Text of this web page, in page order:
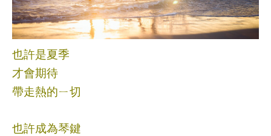
也許是夏季
才會期待
帶走熱的ㄧ切
也許成為琴鍵